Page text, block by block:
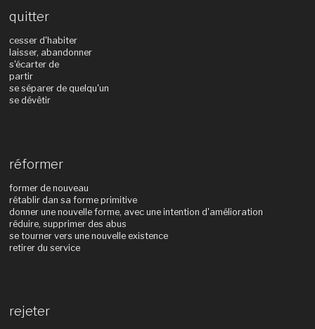
quitter
cesser d'habiter
laisser, abandonner
s'écarter de
partir
se séparer de quelqu'un
se dévêtir
réformer
former de nouveau
rétablir dan sa forme primitive
donner une nouvelle forme, avec une intention d'amélioration
réduire, supprimer des abus
se tourner vers une nouvelle existence
retirer du service
rejeter